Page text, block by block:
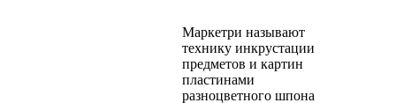
Маркетри называют
технику инкрустации
предметов и картин
пластинами
разноцветного шпона